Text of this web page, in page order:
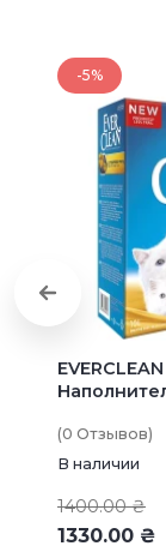
-5%
кошачьих
(0 Отзывов)
В наличии
1400.00 ₴
1330.00 ₴